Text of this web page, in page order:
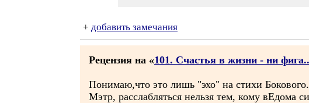
+ добавить замечания
Рецензия на «101. Счастья в жизни - ни
Понимаю,что это лишь "эхо" на стихи
Мэтр, расслабляться нельзя тем, кому вЕдома